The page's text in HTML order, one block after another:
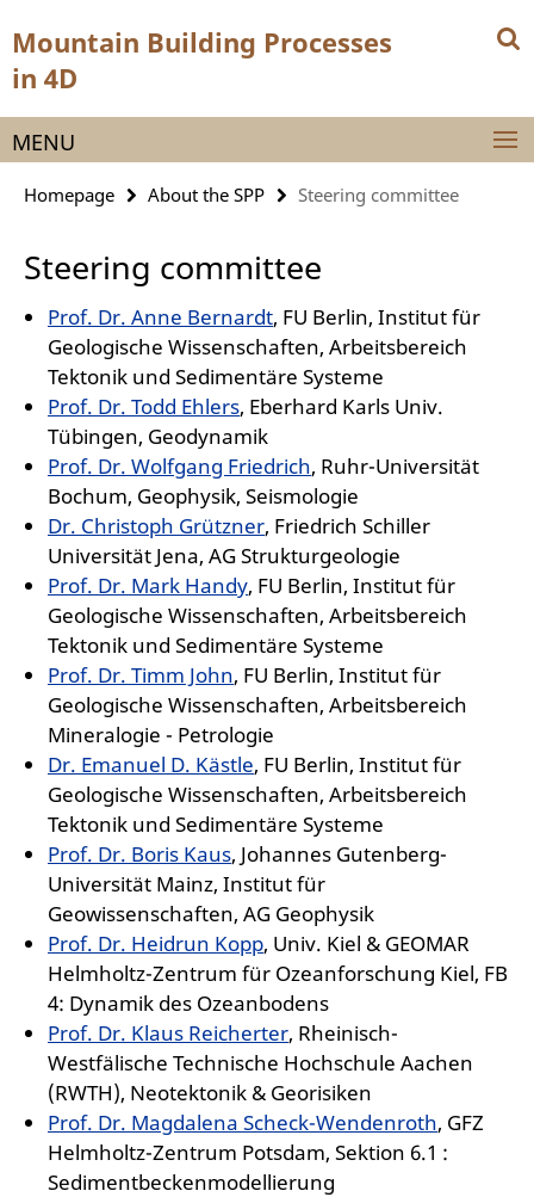
direkt
zu
Mountain Building Processes
in 4D
Service
Navigation
MENU
Homepage About the SPP Steering committee
Steering committee
Prof. Dr. Anne Bernardt, FU Berlin, Institut für
Geologische Wissenschaften, Arbeitsbereich
Tektonik und Sedimentäre Systeme
Prof. Dr. Todd Ehlers, Eberhard Karls Univ.
Tübingen, Geodynamik
Prof. Dr. Wolfgang Friedrich, Ruhr-Universität
Bochum, Geophysik, Seismologie
Dr. Christoph Grützner, Friedrich Schiller
Universität Jena, AG Strukturgeologie
Prof. Dr. Mark Handy, FU Berlin, Institut für
Geologische Wissenschaften, Arbeitsbereich
Tektonik und Sedimentäre Systeme
Prof. Dr. Timm John, FU Berlin, Institut für
Geologische Wissenschaften, Arbeitsbereich
Mineralogie - Petrologie
Dr. Emanuel D. Kästle, FU Berlin, Institut für
Geologische Wissenschaften, Arbeitsbereich
Tektonik und Sedimentäre Systeme
Prof. Dr. Boris Kaus, Johannes Gutenberg-
Universität Mainz, Institut für
Geowissenschaften, AG Geophysik
Prof. Dr. Heidrun Kopp, Univ. Kiel & GEOMAR
Helmholtz-Zentrum für Ozeanforschung Kiel, FB
4: Dynamik des Ozeanbodens
Prof. Dr. Klaus Reicherter, Rheinisch-
Westfälische Technische Hochschule Aachen
(RWTH), Neotektonik & Georisiken
Prof. Dr. Magdalena Scheck-Wendenroth, GFZ
Helmholtz-Zentrum Potsdam, Sektion 6.1 :
Sedimentbeckenmodellierung